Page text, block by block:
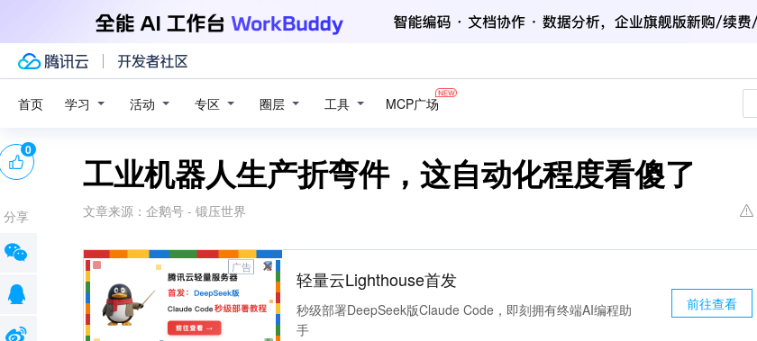
首页 学习 活动 专区 圈层 工具 MCP广场
工业机器人生产折弯件，这自动化程度看傻了
文章来源： 企鹅号 - 锻压世界
广告
轻量云Lighthouse首发
秒级部署DeepSeek版Claude Code，即刻拥有终端AI编程助
手
前往查看
0
分享